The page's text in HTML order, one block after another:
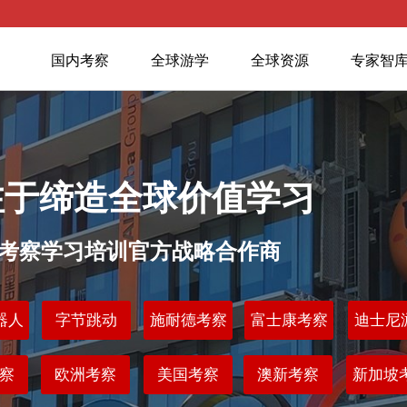
缔造全球价值学习
察学习培训官方战略合作商
国内考察 全球游学 全球资源 专家智
人
欧洲考察
字节跳动 施耐德考察
美国考察 澳新考察
富士康考察
新加坡
迪士尼